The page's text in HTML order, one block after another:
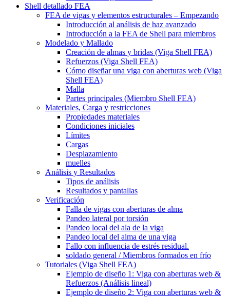
Shell detallado FEA
FEA de vigas y elementos estructurales – Empezando
Introducción al análisis de haz avanzado
Introducción a la FEA de Shell para miembros
Modelado y Mallado
Creación de almas y bridas (Viga Shell FEA)
Refuerzos (Viga Shell FEA)
Cómo diseñar una viga con aberturas web (Viga
Shell FEA)
Malla
Partes principales (Miembro Shell FEA)
Materiales, Carga y restricciones
Propiedades materiales
Condiciones iniciales
Límites
Cargas
Desplazamiento
muelles
Análisis y Resultados
Tipos de análisis
Resultados y pantallas
Verificación
Falla de vigas con aberturas de alma
Pandeo lateral por torsión
Pandeo local del ala de la viga
Pandeo local del alma de una viga
Fallo con influencia de estrés residual.
soldado general / Miembros formados en frío
Tutoriales (Viga Shell FEA)
Ejemplo de diseño 1: Viga con aberturas web &
Refuerzos (Análisis lineal)
Ejemplo de diseño 2: Viga con aberturas web &